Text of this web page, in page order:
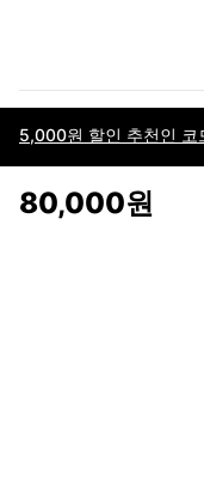
5,000원 할인 추천인 코
80,000원
이용약관고객센터판매